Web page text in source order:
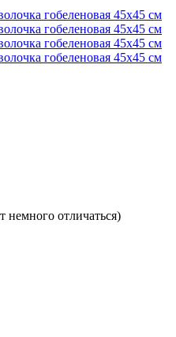
немного отличаться)